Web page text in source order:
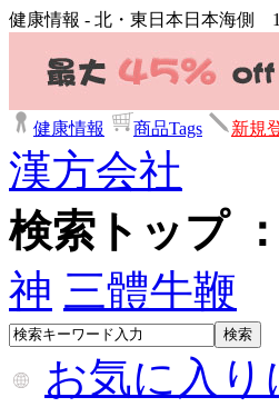
健康情報 - 北・東日本日本海側
健康情報 商品Tags 新規
漢方会社
検索トップ ：
神 三體牛鞭
お気に入り